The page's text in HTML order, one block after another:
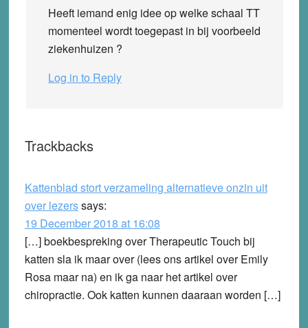
Heeft iemand enig idee op welke schaal TT
momenteel wordt toegepast in bij voorbeeld
ziekenhuizen ?
Log in to Reply
Trackbacks
Kattenblad stort verzameling alternatieve onzin uit
over lezerssays:
19 December 2018 at 16:08
[…] boekbespreking over Therapeutic Touch bij
katten sla ik maar over (lees ons artikel over Emily
Rosa maar na) en ik ga naar het artikel over
chiropractie. Ook katten kunnen daaraan worden […]